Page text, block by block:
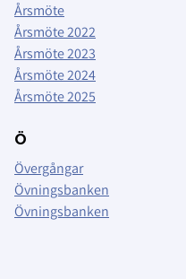
Årsmöte
Årsmöte 2022
Årsmöte 2023
Årsmöte 2024
Årsmöte 2025
Ö
Övergångar
Övningsbanken
Övningsbanken